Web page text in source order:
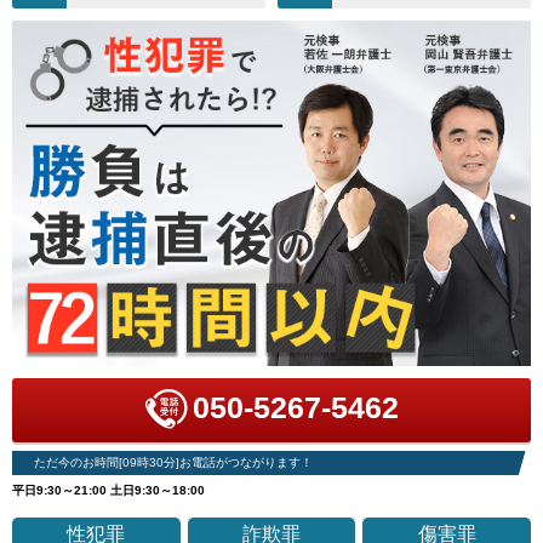
050-5267-5462
ただ今のお時間[09時30分]お電話がつながります！
平日9:30～21:00 土日9:30～18:00
性犯罪 詐欺罪 傷害罪